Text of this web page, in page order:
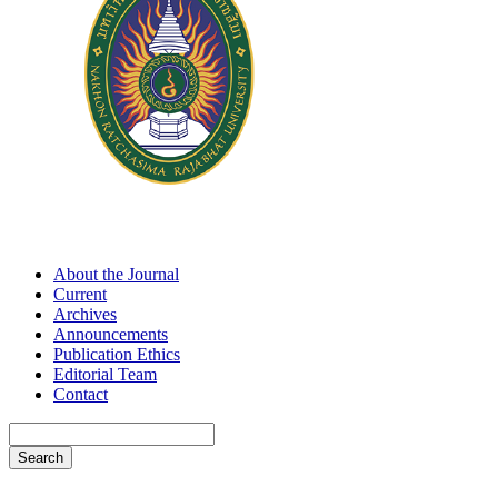
About the Journal
Current
Archives
Announcements
Publication Ethics
Editorial Team
Contact
Search